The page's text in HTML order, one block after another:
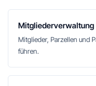
Mitgliederverwaltung
Mitglieder, Parzellen und
führen.